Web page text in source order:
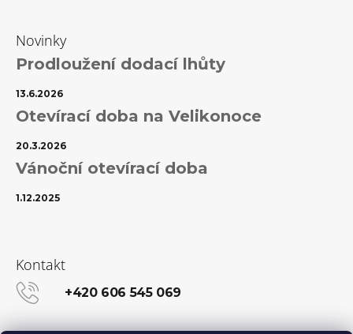
Novinky
Prodloužení dodací lhůty
13.6.2026
Otevírací doba na Velikonoce
20.3.2026
Vánoční otevírací doba
1.12.2025
Kontakt
+420 606 545 069